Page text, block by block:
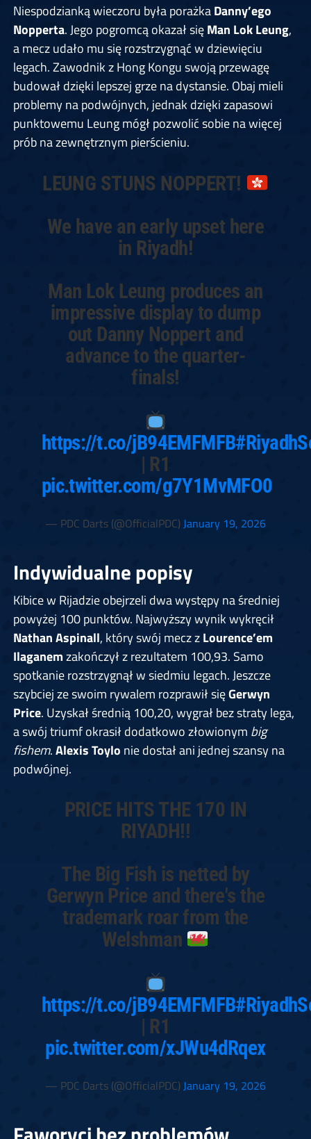
Niespodzianką wieczoru była porażkaDanny’ego
Nopperta. Jego pogromcą okazał sięMan Lok Leung,
a mecz udało mu się rozstrzygnąć w dziewięciu
legach. Zawodnik z Hong Kongu swoją przewagę
budował dzięki lepszej grze na dystansie. Obaj mieli
problemy na podwójnych, jednak dzięki zapasowi
punktowemu Leung mógł pozwolić sobie na więcej
prób na zewnętrznym pierścieniu.
LEUNG STUNS NOPPERT!
We have an early upset here
in Riyadh!
Man Lok Leung produces an
impressive display to dump
out Danny Noppert and
advance to the quarter-
finals!
https://t.co/jB94EMFMFB
| R1
pic.twitter.com/g7Y1MvMFO0
— PDC Darts (@OfficialPDC)January 19, 2026
Indywidualne popisy
Kibice w Rijadzie obejrzeli dwa występy na średniej
powyżej 100 punktów. Najwyższy wynik wykręcił
Nathan Aspinall, który swój mecz zLourence’em
Ilaganemzakończył z rezultatem 100,93. Samo
spotkanie rozstrzygnął w siedmiu legach. Jeszcze
szybciej ze swoim rywalem rozprawił sięGerwyn
Price. Uzyskał średnią 100,20, wygrał bez straty lega,
a swój triumf okrasił dodatkowo złowionym big
fishem.Alexis Toylo nie dostał ani jednej szansy na
podwójnej.
PRICE HITS THE 170 IN
RIYADH!!
The Big Fish is netted by
Gerwyn Price and there's the
trademark roar from the
Welshman
https://t.co/jB94EMFMFB
| R1
pic.twitter.com/xJWu4dRqex
— PDC Darts (@OfficialPDC)January 19, 2026